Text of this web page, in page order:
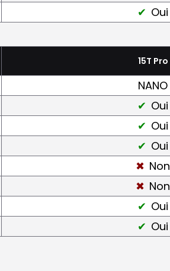
Oui
15T Pro
NANO
Oui
Oui
Oui
Non
Non
Oui
Oui